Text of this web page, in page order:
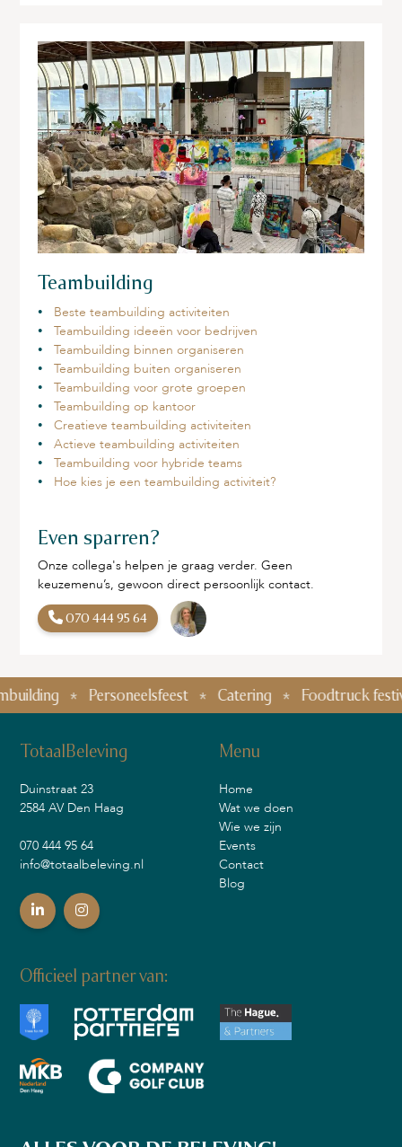
Teambuilding
Beste teambuilding activiteiten
Teambuilding ideeën voor bedrijven
Teambuilding binnen organiseren
Teambuilding buiten organiseren
Teambuilding voor grote groepen
Teambuilding op kantoor
Creatieve teambuilding activiteiten
Actieve teambuilding activiteiten
Teambuilding voor hybride teams
Hoe kies je een teambuilding activiteit?
Even sparren?
Onze collega's helpen je graag verder. Geen
keuzemenu’s, gewoon direct persoonlijk contact.
070 444 95 64
Personeelsfeest Catering Foodtruck festival
TotaalBeleving
Duinstraat 23
2584 AV Den Haag
070 444 95 64
info@totaalbeleving.nl
Menu
Home
Wat we doen
Wie we zijn
Events
Contact
Blog
Officieel partner van: